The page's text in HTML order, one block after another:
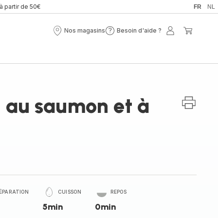
partir de 50€ FR NL
Nos magasins
Nos
Besoin d'aide ?
Besoin
Mon
au saumon et à
CUISSON
5min
REPOS
0min